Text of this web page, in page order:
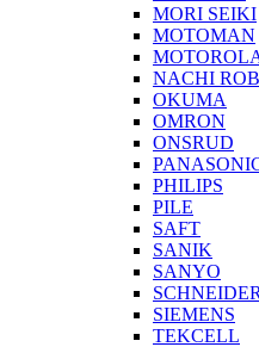
MORI SEIKI
MOTOMAN
NACHI
OKUMA
OMRON
ONSRUD
PHILIPS
PILE
SAFT
SANIK
SANYO
SCHNEIDER
SIEMENS
TEKCELL